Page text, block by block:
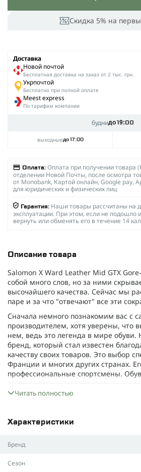
Скидка 5% на
Доставка
Новой почтой
Беcплатная доставка на заказ от 2 тыс. грн.
Укрпочтой
Бесплатно при полной оплате
Meest express
По тарифам компании
буднидо 19:00
выходныедо 17:00
Оплата: Оплата при получении товара
отделении Новой Почты, после осмотра
от Monobank, Картой онлайн, Google pay,
для юридических и физических лиц
Гарантия: Наши товары рассчитаны на
эксплуатации. При этом, если не подошло
вернуть или обменять его в течение 14
Описание товара
Salomon X Ward Leather Mid GTX
собой много слов, но за ними
высочайшего качества. Сейчас мы
паре и за что "отвечают" все эти
Сначала немного познакомим вас с
производителем, хотя уверены, что
нем, ведь это легенда в мире обуви.
бренд, который стал известен
качеству своих товаров. Это выбор
Франции и многих других странах.
профессиональные спортсмены.
служить вам надежным спутником в
условиях и экстремальных
высоким профилем и передовыми
ваш взгляд на качество. А жизнь с
этой обуви поможет защитить ваши
Читать полностью
Характеристики
Бренд
Сезон